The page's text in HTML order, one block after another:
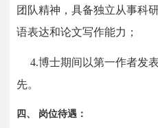
团队精神，具备独立从事科
语表达和论文写作能力；
4.博士期间以第一作者发
先。
四、 岗位待遇 ：